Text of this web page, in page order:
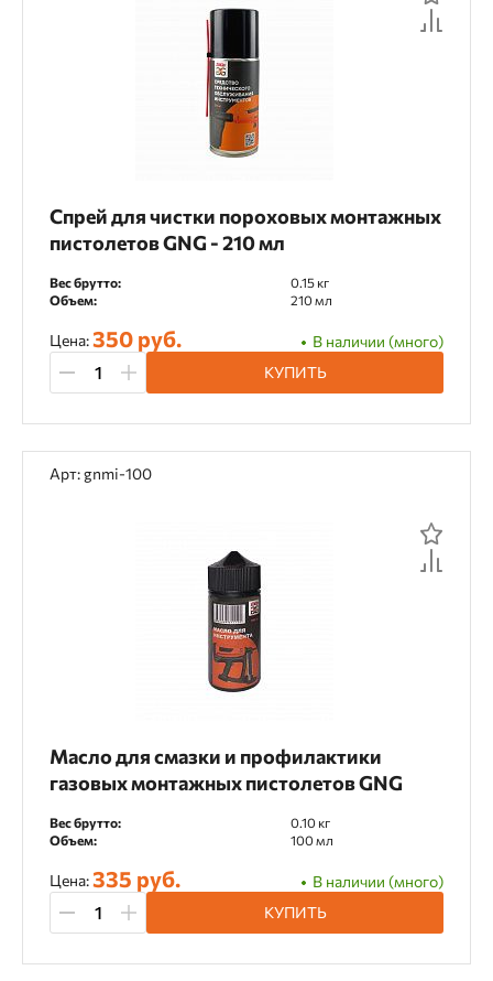
Спрей для чистки пороховых монтажных
пистолетов GNG - 210 мл
Вес брутто:
0.15 кг
Объем:
210 мл
Цена:350 руб.
В наличии (много)
КУПИТЬ
Арт: gnmi-100
Масло для смазки и профилактики
газовых монтажных пистолетов GNG
Вес брутто:
0.10 кг
Объем:
100 мл
Цена:335 руб.
В наличии (много)
КУПИТЬ